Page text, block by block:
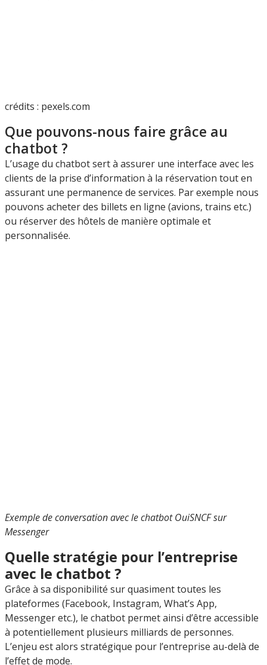
crédits : pexels.com
Que pouvons-nous faire grâce au
chatbot ?
L’usage du chatbot sert à assurer une interface avec les
clients de la prise d’information à la réservation tout en
assurant une permanence de services. Par exemple nous
pouvons acheter des billets en ligne (avions, trains etc.)
ou réserver des hôtels de manière optimale et
personnalisée.
Exemple de conversation avec le chatbot OuiSNCF sur
Messenger
Quelle stratégie pour l’entreprise
avec le chatbot ?
Grâce à sa disponibilité sur quasiment toutes les
plateformes (Facebook, Instagram, What’s App,
Messenger etc.), le chatbot permet ainsi d’être accessible
à potentiellement plusieurs milliards de personnes.
L’enjeu est alors stratégique pour l’entreprise au-delà de
l’effet de mode.